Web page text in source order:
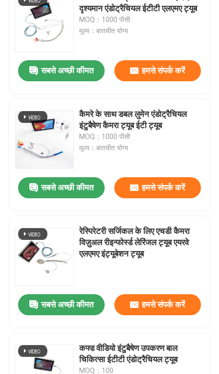
दृश्यमान एंडोट्रैचियल ईटीटी एलएमए ट्यूब
MOQ：1000 पीसी
मूल्य：बातचीत योग्य
सबसे अच्छी कीमत हमसे संपर्क करें
कैमरे के साथ डबल लुमेन एंडोट्रैचियल
इंटुबैषेण कैमरा ट्यूब ईटी ट्यूब
MOQ：1000 पीसी
मूल्य：बातचीत योग्य
सबसे अच्छी कीमत हमसे संपर्क करें
रेस्पिरेटरी सर्जिकल के लिए एचडी कैमरा
विज़ुअल रीइन्फोर्स्ड लेरिंजल ट्यूब एयरवे
एलएमए इंट्यूबेशन ट्यूब
सबसे अच्छी कीमत हमसे संपर्क करें
कफ्ड वीडियो इंटुबैषेण उपकरण बाल
चिकित्सा ईटीटी एंडोट्रैचियल ट्यूब
MOQ：100